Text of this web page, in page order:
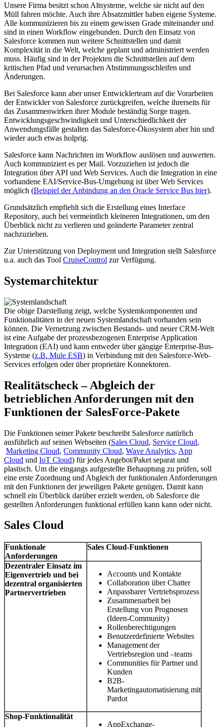
Unsere Firma besitzt schon Altsysteme, welche sie nicht auf den
Müll fahren möchte. Auch ihre Absatzmittler haben eigene Systeme.
Alle kommunizieren bis zu einem gewissen Grade miteinander und
sind in einen Workflow eingebunden. Durch den Einsatz von
Salesforce kommen nun weitere Schnittstellen und damit
Komplexität in die Welt, welche geplant und administriert werden
muss. Häufig sind in der Projekten die Schnittstellen auf dem
kritischen Pfad und verursachen Abstimmungsschleifen und
Änderungen.
Bei Salesforce kann aber unser Entwicklerteam auf die Vorarbeiten
der Entwickler von Salesforce zurückgreifen, welche ihrerseits für
das Zusammenwirken ihrer Module beständig Sorge tragen.
Entwicklungsgeschwindigkeit und Unterschiedlichkeit der
Anwendungsfälle gestalten das Salesforce-Ökosystem aber hin und
wieder auch etwas holprig.
Salesforce kann Nachrichten im Workflow auslösen und auswerten.
Auch kommuniziert es per Mail. Vorzuziehen ist jedoch die
Integration über API und Web Services. Auch die Integration in eine
vorhandene EAI/Service-Bus-Umgebung ist über Web Services
möglich (Beispiel der Anbindung an den Oracle Service Bus hier).
Grundsätzlich empfiehlt sich die Erstellung eines Interface
Repository, auch bei vermeintlich kleineren Integrationen, um den
Überblick nicht zu verlieren und geänderte Parameter zentral
nachzuziehen.
Zur Unterstützung von Deployment und Integration stellt Salesforce
u.a. auch das Tool CruiseControl zur Verfügung.
Systemarchitektur
Die obige Darstellung zeigt, welche Systemkomponenten und
Funktionalitäten in der neuen Systemlandschaft vorhanden sein
können. Die Vernetzung zwischen Bestands- und neuer CRM-Welt
ist eine Aufgabe der prozessbezogenen Enterprise Application
Integration (EAI) und kann entweder über gängige Enterprise-Bus-
Systeme (z.B. Mule ESB) in Verbindung mit den Salesforce-Web-
Services erfolgen oder über proprietäre Konnektoren.
Realitätscheck – Abgleich der
betrieblichen Anforderungen mit den
Funktionen der SalesForce-Pakete
Die Funktionen seiner Pakete beschreibt Salesforce natürlich
ausführlich auf seinen Webseiten (Sales Cloud, Service Cloud,
Marketing Cloud, Community Cloud, Wave Analytics, App
Cloud und IoT Cloud) für jedes Angebot/Paket separat und
plastisch. Um die eingangs aufgestellte Behauptung zu prüfen, soll
eine erste Zuordnung und Abgleich der funktionalen Anforderungen
mit den Funktionen der jeweiligen Pakete genügen. Damit kann
schnell ein Überblick darüber erzielt werden, ob Salesforce die
gestellten Anforderungen funktional erfüllen kann kann oder nicht.
Sales Cloud
Funktionale
Anforderungen
Sales Cloud-Funktionen
Dezentraler Einsatz im
Eigenvertrieb und bei
dezentral organisierten
Partnervertrieben
Accounts und Kontakte
Collaboration über Chatter
Anpassbarer Vertriebsprozess
Zusammenarbeit bei
Erstellung von Prognosen
(Ideen-Community)
Rollenberechtigungen
Benutzerdefinierte Websites
Management der
Vertriebsregion und –teams
Communities für Partner und
Kunden
B2B-
Marketingautomatisierung mit
Pardot
Shop-Funktionalität
AppExchange-